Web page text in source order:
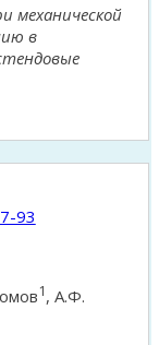
механической
в
93
1, А.Ф.